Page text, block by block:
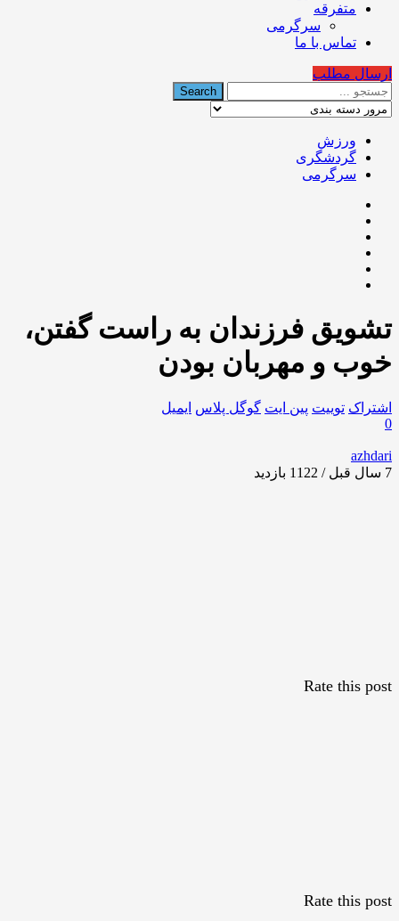
متفرقه
سرگرمی
تماس با ما
ارسال مطلب
ورزش
گردشگری
سرگرمی
تشویق فرزندان به راست گفتن،
خوب و مهربان بودن
اشتراک توییت پین ایت گوگل‌ پلاس ایمیل
0
azhdari
7 سال قبل / 1122
بازدید
Rate this post
Rate this post